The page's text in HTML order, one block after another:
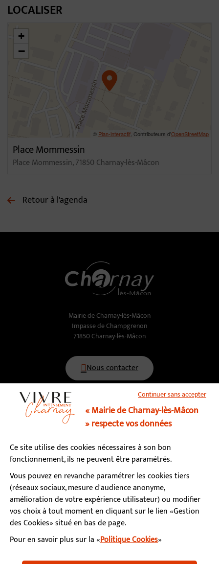
LOCALISER
46.30931583940096,4.813006233021416
+
−
© Plan-interactif , Contributeurs d'OpenStreetMap
Place Mommessin
Place Mommessin, 71850 Charnay-lès-Mâcon
Retour à l'agenda
Mairie de Charnay-lès-Mâcon
Impasse de Champgrenon
71850 Charnay-lès-Mâcon
Nous contacter
03 85 34 15 70
Lundi, mardi, mercredi, vendredi : 9h - 12h / 13h - 17h
Jeudi : fermé le matin / 13h - 17h
Samedi : 9h - 12h (permanence état-civil)
S’abonner à la newsletter
FacebookInstagram
YouTubeLinkedInCalaméo
Continuer sans accepter
« Mairie de Charnay-lès-Mâcon
» respecte vos données
Ce site utilise des cookies nécessaires à son bon
fonctionnement, ils ne peuvent être paramétrés.
Vous pouvez en revanche paramétrer les cookies tiers
(réseaux sociaux, mesure d'audience anonyme,
amélioration de votre expérience utilisateur) ou modifier
vos choix à tout moment en cliquant sur le lien «Gestion
des Cookies» situé en bas de page.
Pour en savoir plus sur la «Politique Cookies»